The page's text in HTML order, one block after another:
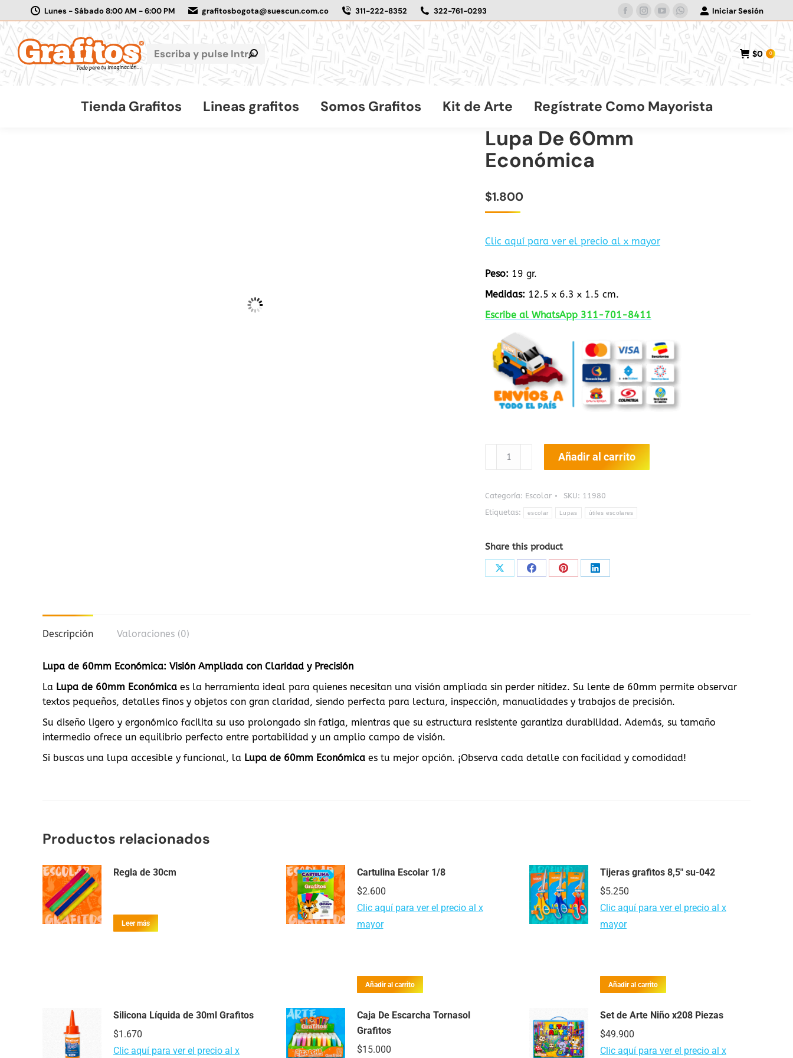
Lunes - Sábado 8:00 AM - 6:00 PM grafitosbogota@suescun.com.co 311-222-8352 322-761-0293
Facebook
page
opens
in
new
Instagram
page
opens
in
new
YouTube
page
opens
in
new
Whatsapp
page
opens
new
Iniciar Sesión
$0 0
Tienda Grafitos Lineas grafitos Somos Grafitos Kit de Arte Regístrate Como Mayorista
Lupa De 60mm
Económica
$1.800
Clic aquí para ver el precio al x mayor
Peso: 19 gr.
Medidas: 12.5 x 6.3 x 1.5 cm.
Escribe al WhatsApp 311-701-8411
Económica
cantidad
Añadir al carrito
Categoría: Escolar SKU: 11980
Etiquetas:
escolar Lupas útiles escolares
Share this product
Share Share Share Share
Descripción Valoraciones (0)
Lupa de 60mm Económica: Visión Ampliada con Claridad y Precisión
La Lupa de 60mm Económica es la herramienta ideal para quienes necesitan una visión ampliada sin perder nitidez. Su lente de 60mm permite observar
textos pequeños, detalles finos y objetos con gran claridad, siendo perfecta para lectura, inspección, manualidades y trabajos de precisión.
Su diseño ligero y ergonómico facilita su uso prolongado sin fatiga, mientras que su estructura resistente garantiza durabilidad. Además, su tamaño
intermedio ofrece un equilibrio perfecto entre portabilidad y un amplio campo de visión.
Si buscas una lupa accesible y funcional, la Lupa de 60mm Económica es tu mejor opción. ¡Observa cada detalle con facilidad y comodidad!
Productos relacionados
Regla de 30cm
Leer más
Cartulina Escolar 1/8
$2.600
Clic aquí para ver el precio al x
mayor
Añadir al carrito
Tijeras grafitos 8,5″ su-042
$5.250
Clic aquí para ver el precio al x
mayor
Añadir al carrito
Silicona Líquida de 30ml Grafitos
$1.670
Clic aquí para ver el precio al x
Caja De Escarcha Tornasol
Grafitos
$15.000
Set de Arte Niño x208 Piezas
$49.900
Clic aquí para ver el precio al x